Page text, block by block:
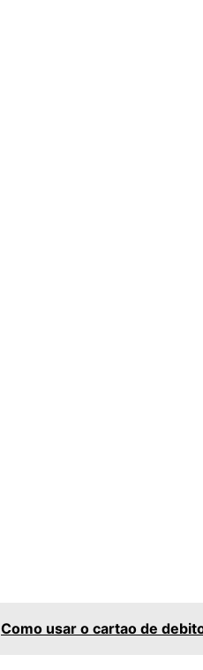
Como usar o cartao de